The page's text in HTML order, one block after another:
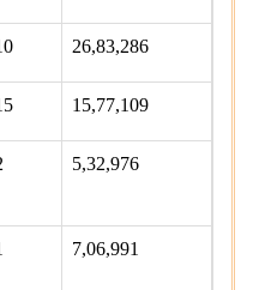
26,83,286
15,77,109
5,32,976
7,06,991